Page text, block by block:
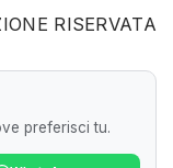
RISERVATA
preferisci tu.